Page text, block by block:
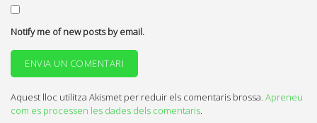
Notify me of new posts by email.
Aquest lloc utilitza Akismet per reduir els comentaris brossa. Apreneu
com es processen les dades dels comentaris.